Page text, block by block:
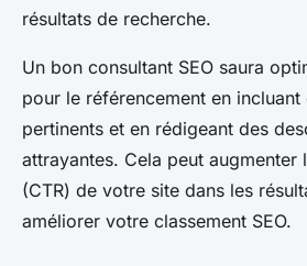
résultats de recherche.
Un bon consultant SEO saura
pour le référencement en
pertinents et en rédigeant des
attrayantes. Cela peut augmenter
(CTR) de votre site dans les
améliorer votre classement SEO.